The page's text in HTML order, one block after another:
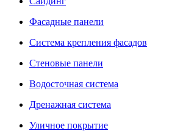
Фасадные панели
Система крепления фасадов
Стеновые панели
Водосточная система
Дренажная система
Уличное покрытие